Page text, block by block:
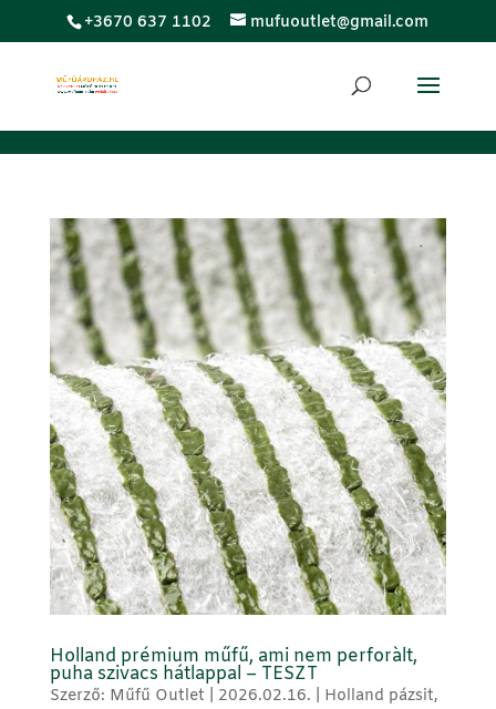
+3670 637 1102 mufuoutlet@gmail.com
Holland prémium műfű, ami nem perforàlt,
puha szivacs hátlappal – TESZT
Szerző: Műfű Outlet 2026.02.16. Holland pázsit,